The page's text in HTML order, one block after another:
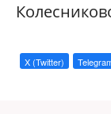
X (Twitter)